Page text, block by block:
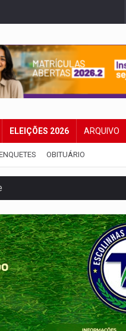
ELEIÇÕES 2026 ARQUIVO
OBITUÁRIO
29 mi